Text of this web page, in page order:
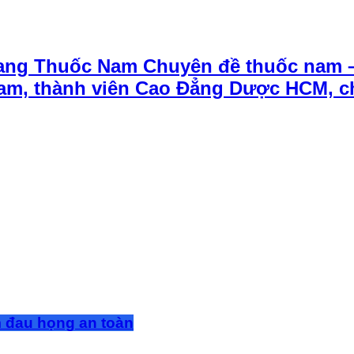
Thuốc Nam Chuyên đề thuốc
thành viên Cao Đẳng Dược HCM,
họng an toàn